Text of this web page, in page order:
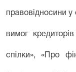
правовідносини у
вимог
спілки», «Про